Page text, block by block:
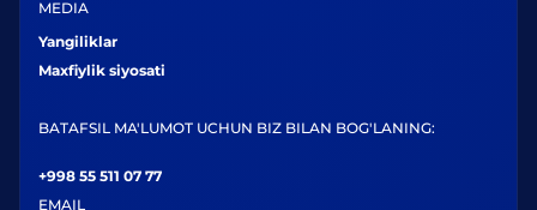
MEDIA
Yangiliklar
Maxfiylik siyosati
BATAFSIL MA'LUMOT UCHUN BIZ BILAN BOG'LANING:
+998 55 511 07 77
EMAIL